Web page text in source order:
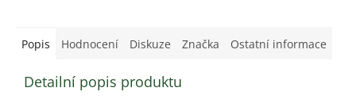
Popis Hodnocení Diskuze Značka Ostatní informace
Detailní popis produktu